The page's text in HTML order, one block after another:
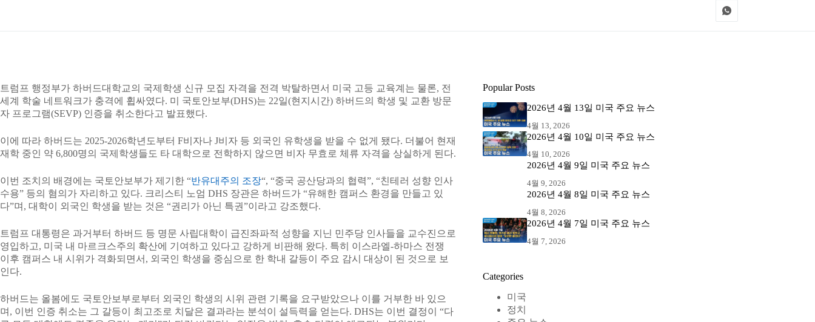
트럼프 행정부가 하버드대학교의 국제학생 신규 모집 자격을 전격 박탈하면서 미국 고등 교육계는 물론, 전
세계 학술 네트워크가 충격에 휩싸였다. 미 국토안보부(DHS)는 22일(현지시간) 하버드의 학생 및 교환 방문
자 프로그램(SEVP) 인증을 취소한다고 발표했다.
이에 따라 하버드는 2025-2026학년도부터 F비자나 J비자 등 외국인 유학생을 받을 수 없게 됐다. 더불어 현재
재학 중인 약 6,800명의 국제학생들도 타 대학으로 전학하지 않으면 비자 무효로 체류 자격을 상실하게 된다.
이번 조치의 배경에는 국토안보부가 제기한 “반유대주의 조장“, “중국 공산당과의 협력”, “친테러 성향 인사
수용” 등의 혐의가 자리하고 있다. 크리스티 노엄 DHS 장관은 하버드가 “유해한 캠퍼스 환경을 만들고 있
다”며, 대학이 외국인 학생을 받는 것은 “권리가 아닌 특권”이라고 강조했다.
트럼프 대통령은 과거부터 하버드 등 명문 사립대학이 급진좌파적 성향을 지닌 민주당 인사들을 교수진으로
영입하고, 미국 내 마르크스주의 확산에 기여하고 있다고 강하게 비판해 왔다. 특히 이스라엘-하마스 전쟁
이후 캠퍼스 내 시위가 격화되면서, 외국인 학생을 중심으로 한 학내 갈등이 주요 감시 대상이 된 것으로 보
인다.
하버드는 올봄에도 국토안보부로부터 외국인 학생의 시위 관련 기록을 요구받았으나 이를 거부한 바 있으
며, 이번 인증 취소는 그 갈등이 최고조로 치달은 결과라는 분석이 설득력을 얻는다. DHS는 이번 결정이 “다
Popular Posts
2026년 4월 13일 미국 주요 뉴스
4월 13, 2026
2026년 4월 10일 미국 주요 뉴스
4월 10, 2026
2026년 4월 9일 미국 주요 뉴스
4월 9, 2026
2026년 4월 8일 미국 주요 뉴스
4월 8, 2026
2026년 4월 7일 미국 주요 뉴스
4월 7, 2026
Categories
미국
정치